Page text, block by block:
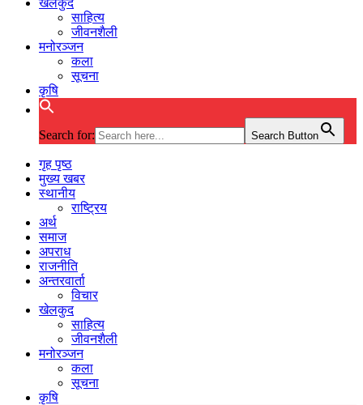
खेलकुद
साहित्य
जीवनशैली
मनोरञ्जन
कला
सूचना
कृषि
Search for: Search Button
गृह पृष्ठ
मुख्य खबर
स्थानीय
राष्ट्रिय
अर्थ
समाज
अपराध
राजनीति
अन्तरवार्ता
विचार
खेलकुद
साहित्य
जीवनशैली
मनोरञ्जन
कला
सूचना
कृषि